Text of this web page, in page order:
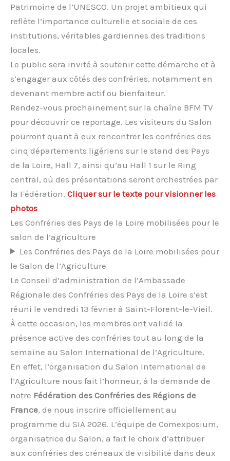
Patrimoine de l’UNESCO. Un projet ambitieux qui
reflète l’importance culturelle et sociale de ces
institutions, véritables gardiennes des traditions
locales.
Le public sera invité à soutenir cette démarche et à
s’engager aux côtés des confréries, notamment en
devenant membre actif ou bienfaiteur.
Rendez-vous prochainement sur la chaîne BFM TV
pour découvrir ce reportage. Les visiteurs du Salon
pourront quant à eux rencontrer les confréries des
cinq départements ligériens sur le stand des Pays
de la Loire, Hall 7, ainsi qu’au Hall 1 sur le Ring
central, où des présentations seront orchestrées par
la Fédération. Cliquer sur le texte pour visionner les
photos
Les Confréries des Pays de la Loire mobilisées pour le
salon de l’agriculture
Les Confréries des Pays de la Loire mobilisées pour
le Salon de l’Agriculture
Le Conseil d’administration de l’Ambassade
Régionale des Confréries des Pays de la Loire s’est
réuni le vendredi 13 février à Saint-Florent-le-Vieil.
À cette occasion, les membres ont validé la
présence active des confréries tout au long de la
semaine au Salon International de l’Agriculture.
En effet, l’organisation du Salon International de
l’Agriculture nous fait l’honneur, à la demande de
notre Fédération des Confréries des Régions de
France, de nous inscrire officiellement au
programme du SIA 2026. L’équipe de Comexposium,
organisatrice du Salon, a fait le choix d’attribuer
aux confréries des créneaux de visibilité dans deux